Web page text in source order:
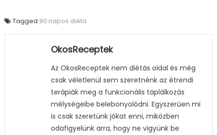
Tagged 90 napos diéta
OkosReceptek
Az OkosReceptek nem diétás oldal és még
csak véletlenül sem szeretnénk az étrendi
terápiák meg a funkcionális táplálkozás
mélységeibe belebonyolódni. Egyszerűen mi
is csak szeretünk jókat enni, miközben
odafigyelünk arra, hogy ne vigyünk be